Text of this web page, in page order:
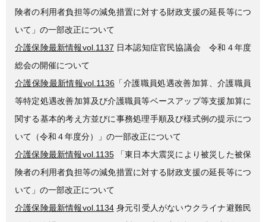
険者の利用者負担等の減免措置に対する財政支援の延長等につ
いて」の一部改正について
介護保険最新情報vol.1137 日本認知症官民協議会 令和４年度
総会の開催について
介護保険最新情報vol.1136 「介護職員処遇改善加算、介護職員
等特定処遇改善加算及び介護職員等ベースアップ等支援加算に
関する基本的考え方並びに事務処理手順及び様式例の提示につ
いて（令和４年度分）」の一部改正について
介護保険最新情報vol.1135「東日本大震災により被災した被保
険者の利用者負担等の減免措置に対する財政支援の延長等につ
いて」の一部改正について
介護保険最新情報vol.1134身元引受人がないウクライナ避難民